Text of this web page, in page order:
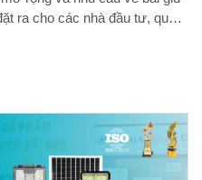
ra cho các nhà đầu tư, quản
thiện môi trường? Câu trả lời